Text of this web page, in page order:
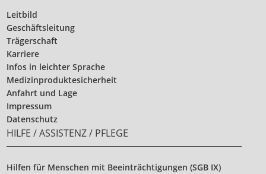
Leitbild
Geschäftsleitung
Trägerschaft
Karriere
Infos in leichter Sprache
Medizinproduktesicherheit
Anfahrt und Lage
Impressum
Datenschutz
HILFE / ASSISTENZ / PFLEGE
Hilfen für Menschen mit Beeinträchtigungen (SGB IX)